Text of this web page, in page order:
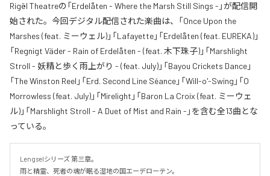
Rigël Theatreの「Erdelåten - Where the Marsh Still Sings -」が配信開
始された。今回デジタル配信された楽曲は、「Once Upon the
Marshes (feat. ミーウェル)」「Lafayette」「Erdelåten (feat. EUREKA)」
「Regnigt Väder - Rain of Erdelåten - (feat. 木下珠子)」「Marshlight
Stroll - 妖精と歩く雨上がり - (feat. July)」「Bayou Crickets Dance」
「The Winston Reel」「Erd. Second Line Séance」「Will-o'-Swing」「O
Morrowless (feat. July)」「Mirelight」「Baron La Croix (feat. ミーウェ
ル)」「Marshlight Stroll - A Duet of Mist and Rain -」を含む全13曲とな
っている。
Lengselシリーズ 第三章。
雨と精霊、死者の魂が眠る湿地の国エーデローテン。